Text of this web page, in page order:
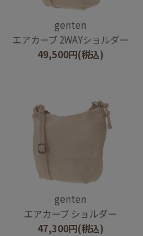
genten
エアカーブ 2WAYショルダー
49,500円(税込)
genten
エアカーブ ショルダー
47,300円(税込)